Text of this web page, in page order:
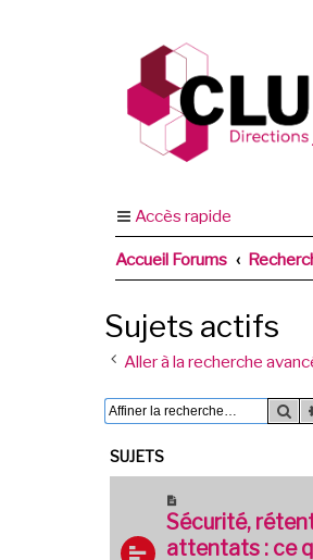
Accès rapide
Accueil Forums
Sujets actifs
Aller à la recherche
SUJETS
o
u
Sécurité,
attentats : ce